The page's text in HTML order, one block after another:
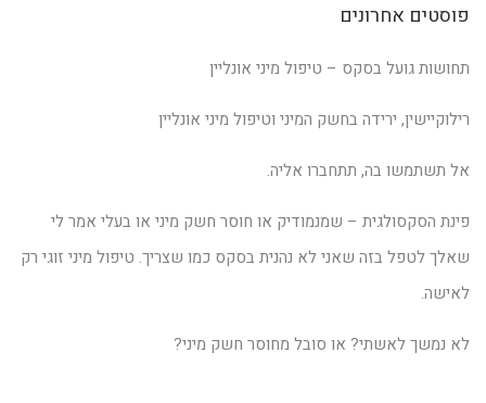
פוסטים אחרונים
תחושות גועל בסקס – טיפול מיני אונליין
רילוקיישין, ירידה בחשק המיני וטיפול מיני אונליין
אל תשתמשו בה, תתחברו אליה.
פינת הסקסולגית – שמנמודיק או חוסר חשק מיני או בעלי אמר לי
שאלך לטפל בזה שאני לא נהנית בסקס כמו שצריך. טיפול מיני זוגי רק
לאישה.
לא נמשך לאשתי? או סובל מחוסר חשק מיני?